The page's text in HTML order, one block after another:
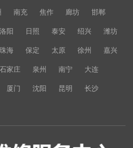
南充 焦作 廊坊 邯郸
洛阳 日照 泰安 绍兴 潍坊
珠海 保定 太原 徐州 嘉兴
石家庄 泉州 南宁 大连
厦门 沈阳 昆明 长沙